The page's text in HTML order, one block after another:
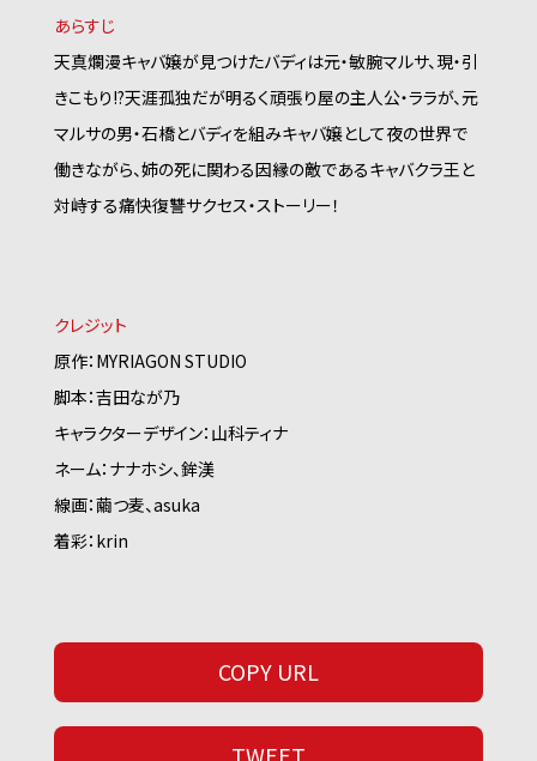
あらすじ
天真爛漫キャバ嬢が見つけたバディは元・敏腕マルサ、現・引
きこもり!?天涯孤独だが明るく頑張り屋の主人公・ララが、元
マルサの男・石橋とバディを組みキャバ嬢として夜の世界で
働きながら、姉の死に関わる因縁の敵であるキャバクラ王と
対峙する痛快復讐サクセス・ストーリー！
クレジット
原作：MYRIAGON STUDIO
脚本：吉田なが乃
キャラクターデザイン：山科ティナ
ネーム：ナナホシ、鉾渼
線画：繭つ麦、asuka
着彩：krin
COPY URL